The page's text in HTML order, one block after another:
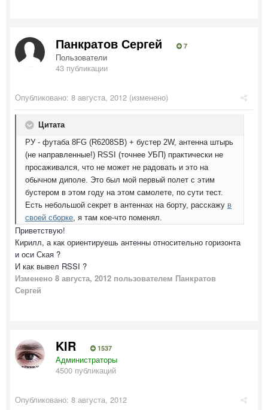
Панкратов Сергей 7
Пользователи
43 публикации
Опубликовано: 8 августа, 2012 (изменено)
Цитата
РУ - футаба 8FG (R6208SB) + бустер 2W, антенна штырь
(не направленные!) RSSI (точнее УБП) практически не
просаживался, что не может не радовать и это на
обычном диполе. Это был мой первый полет с этим
бустером в этом году на этом самолете, по сути тест.
Есть небольшой секрет в антеннах на борту, расскажу в
своей сборке , я там кое-что поменял.
Приветствую!
Кирилл, а как ориентируешь антенны относительно горизонта
и оси Ская ?
И как вывел RSSI ?
Изменено 8 августа, 2012 пользователем Панкратов
Сергей
KIR 1537
Администраторы
4500 публикаций
Опубликовано: 8 августа, 2012